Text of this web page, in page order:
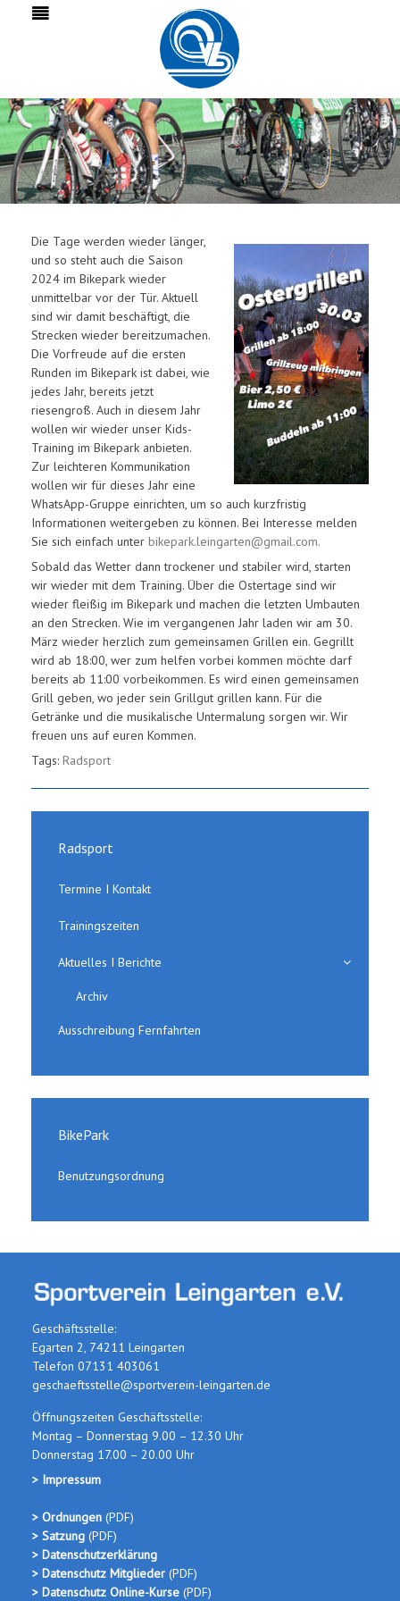
Die Tage werden wieder länger,
und so steht auch die Saison
2024 im Bikepark wieder
unmittelbar vor der Tür. Aktuell
sind wir damit beschäftigt, die
Strecken wieder bereitzumachen.
Die Vorfreude auf die ersten
Runden im Bikepark ist dabei, wie
jedes Jahr, bereits jetzt
riesengroß. Auch in diesem Jahr
wollen wir wieder unser Kids-
Training im Bikepark anbieten.
Zur leichteren Kommunikation
wollen wir für dieses Jahr eine
WhatsApp-Gruppe einrichten, um so auch kurzfristig
Informationen weitergeben zu können. Bei Interesse melden
Sie sich einfach unter bikepark.leingarten@gmail.com.
Sobald das Wetter dann trockener und stabiler wird, starten
wir wieder mit dem Training. Über die Ostertage sind wir
wieder fleißig im Bikepark und machen die letzten Umbauten
an den Strecken. Wie im vergangenen Jahr laden wir am 30.
März wieder herzlich zum gemeinsamen Grillen ein. Gegrillt
wird ab 18:00, wer zum helfen vorbei kommen möchte darf
bereits ab 11:00 vorbeikommen. Es wird einen gemeinsamen
Grill geben, wo jeder sein Grillgut grillen kann. Für die
Getränke und die musikalische Untermalung sorgen wir. Wir
freuen uns auf euren Kommen.
Tags: Radsport
Radsport
Termine I Kontakt
Trainingszeiten
Aktuelles I Berichte
Archiv
Ausschreibung Fernfahrten
BikePark
Benutzungsordnung
Geschäftsstelle:
Egarten 2, 74211 Leingarten
Telefon 07131 403061
geschaeftsstelle@sportverein-leingarten.de
Öffnungszeiten Geschäftsstelle:
Montag – Donnerstag 9.00 – 12.30 Uhr
Donnerstag 17.00 – 20.00 Uhr
> Impressum
> Ordnungen (PDF)
> Satzung (PDF)
> Datenschutzerklärung
> Datenschutz Mitglieder (PDF)
> Datenschutz Online-Kurse (PDF)